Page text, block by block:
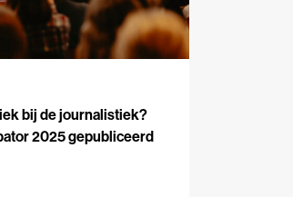
bij de journalistiek?
2025 gepubliceerd